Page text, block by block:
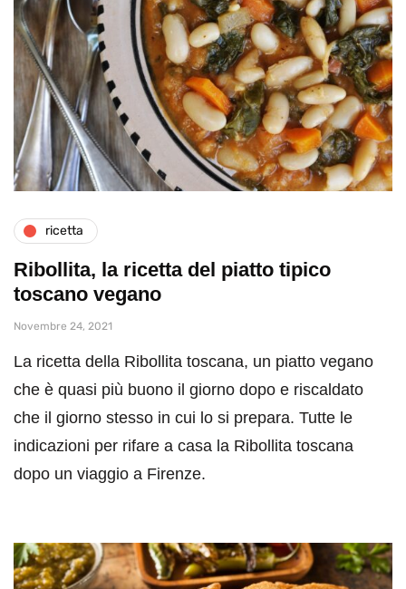
ricetta
Ribollita, la ricetta del piatto tipico
toscano vegano
Novembre 24, 2021
La ricetta della Ribollita toscana, un piatto vegano
che è quasi più buono il giorno dopo e riscaldato
che il giorno stesso in cui lo si prepara. Tutte le
indicazioni per rifare a casa la Ribollita toscana
dopo un viaggio a Firenze.